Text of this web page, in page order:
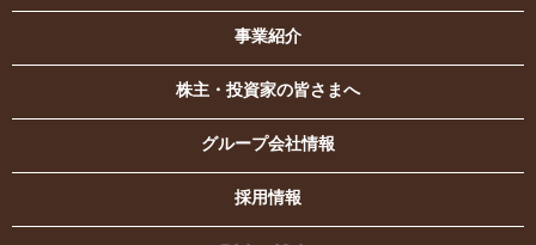
事業紹介
株主・投資家の皆さまへ
グループ会社情報
採用情報